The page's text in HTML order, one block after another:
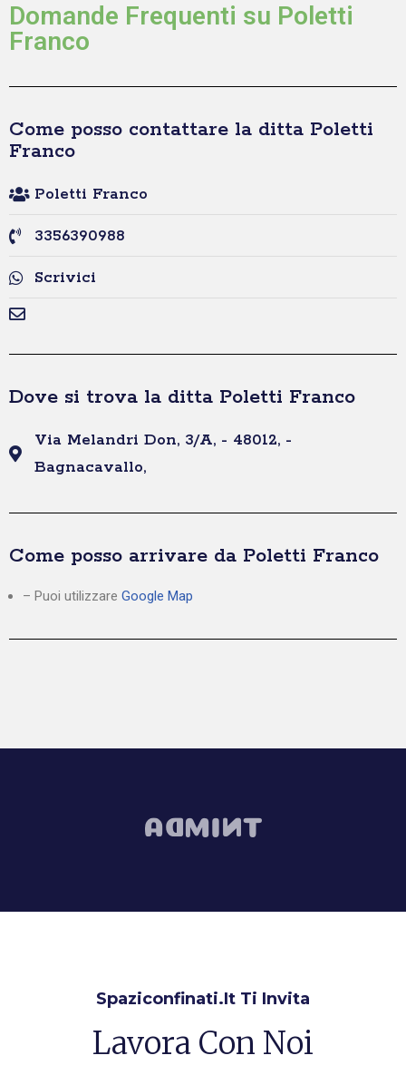
Domande Frequenti su Poletti
Franco
Come posso contattare la ditta Poletti
Franco
Poletti Franco
3356390988
Scrivici
Dove si trova la ditta Poletti Franco
Via Melandri Don, 3/A, - 48012, -
Bagnacavallo,
Come posso arrivare da Poletti Franco
– Puoi utilizzare Google Map
Spaziconfinati.it Ti Invita
Lavora Con Noi